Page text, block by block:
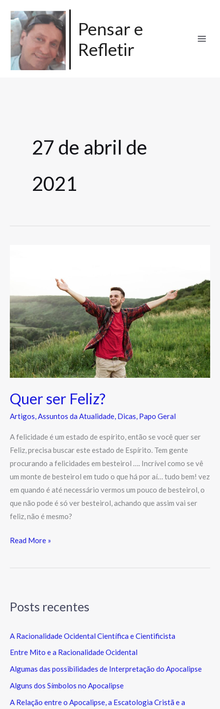
para
conteúdo
Pensar e
Refletir
27 de abril de
2021
Quer ser Feliz?
Artigos,Assuntos da Atualidade, Dicas, Papo Geral
A felicidade é um estado de espírito, então se você quer ser
Feliz, precisa buscar este estado de Espírito. Tem gente
procurando a felicidades em besteirol …. Incrível como se vê
um monte de besteirol em tudo o que há por aí… tudo bem! vez
em quando é até necessário vermos um pouco de besteirol, o
que não pode é só ver besteirol, achando que assim vai ser
feliz, não é mesmo?
Read More »
Posts recentes
A Racionalidade Ocidental Científica e Cientificista
Entre Mito e a Racionalidade Ocidental
Algumas das possibilidades de Interpretação do Apocalipse
Alguns dos Símbolos no Apocalipse
A Relação entre o Apocalipse, a Escatologia Cristã e a